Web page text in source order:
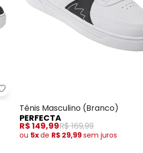
Olympikus - Tênis Olympikus Eros
Tênis Masculino (Branco)
PERFECTA
R$ 149,99R$ 169,99
ou 5xde R$ 29,99sem juros